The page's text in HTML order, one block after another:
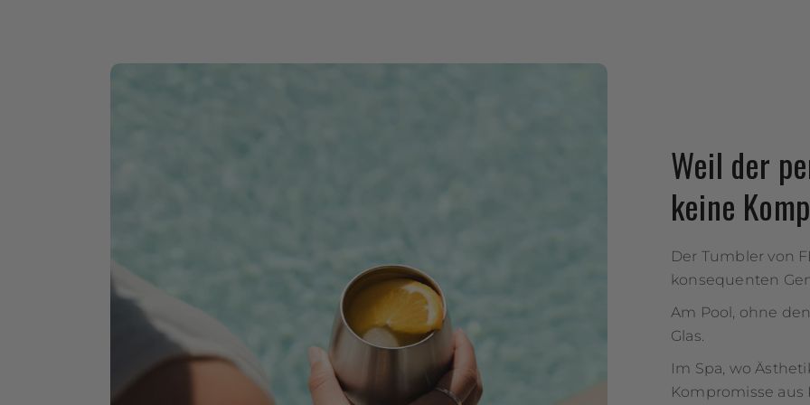
Weil der
keine
Der Tumbler von
konsequenten
Am Pool, ohne
Glas.
Im Spa, wo
Kompromisse aus